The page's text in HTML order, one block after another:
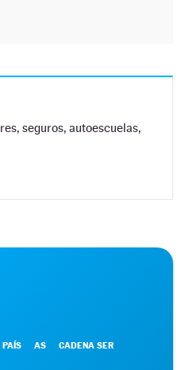
seguros, autoescuelas,
PAÍS AS CADENA SER